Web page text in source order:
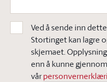
Ved å sende inn
Stortinget kan lagre
skjemaet.
enn å kunne
vår